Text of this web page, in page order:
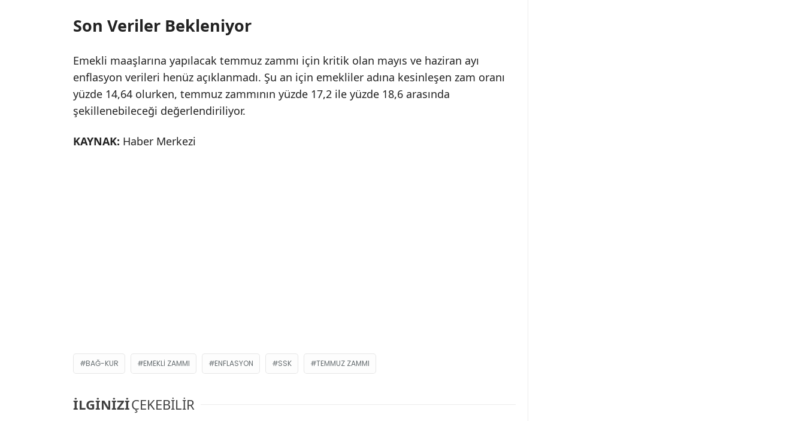
Son Veriler Bekleniyor
Emekli maaşlarına yapılacak temmuz zammı için kritik olan mayıs ve haziran ayı
enflasyon verileri henüz açıklanmadı. Şu an için emekliler adına kesinleşen zam oranı
yüzde 14,64 olurken, temmuz zammının yüzde 17,2 ile yüzde 18,6 arasında
şekillenebileceği değerlendiriliyor.
KAYNAK: Haber Merkezi
BAĞ-KUR EMEKLI ZAMMI ENFLASYON SSK TEMMUZ ZAMMI
İLGİNİZİÇEKEBİLİR